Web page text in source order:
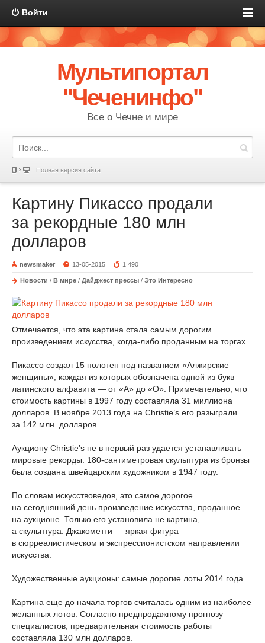
Войти
Мультипортал
"Чеченинфо"
Все о Чечне и мире
Полная версия сайта
Картину Пикассо продали
за рекордные 180 млн
долларов
newsmaker 13-05-2015 1 490
Новости / В мире / Дайджест прессы / Это Интересно
Отмечается, что эта картина стала самым дорогим
произведением искусства, когда-либо проданным на торгах.
Пикассо создал 15 полотен под названием «Алжирские
женщины», каждая из которых обозначена одной из букв
латинского алфавита — от «A» до «O». Примечательно, что
стоимость картины в 1997 году составляла 31 миллиона
долларов. В ноябре 2013 года на Christie’s его разыграли
за 142 млн. долларов.
Аукциону Christie’s не в первый раз удается устанавливать
мировые рекорды. 180-сантиметровая скульптура из бронзы
была создана швейцарским художником в 1947 году.
По словам искусствоведов, это самое дорогое
на сегодняшний день произведение искусства, проданное
на аукционе. Только его установила не картина,
а скульптура. Джакометти — яркая фигура
в сюрреалистическом и экспрессионистском направлении
искусства.
Художественные аукционы: самые дорогие лоты 2014 года.
Картина еще до начала торгов считалась одним из наиболее
желанных лотов. Согласно предпродажному прогнозу
специалистов, предварительная стоимость работы
составляла 130 млн долларов.